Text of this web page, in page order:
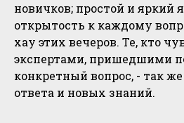
новичков; простой и яркий
открытость к каждому
хау этих вечеров. Те, кто
экспертами, пришедшими
конкретный вопрос, - так
ответа и новых знаний.